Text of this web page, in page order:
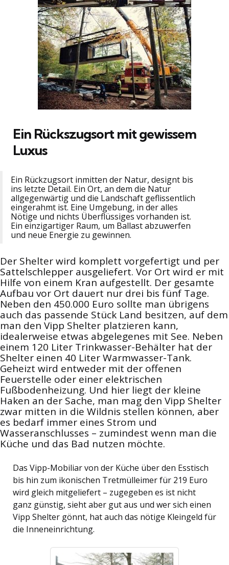
Ein Rückszugsort mit gewissem
Luxus
Ein Rückzugsort inmitten der Natur, designt bis
ins letzte Detail. Ein Ort, an dem die Natur
allgegenwärtig und die Landschaft geflissentlich
eingerahmt ist. Eine Umgebung, in der alles
Nötige und nichts Überflüssiges vorhanden ist.
Ein einzigartiger Raum, um Ballast abzuwerfen
und neue Energie zu gewinnen.
Der Shelter wird komplett vorgefertigt und per
Sattelschlepper ausgeliefert. Vor Ort wird er mit
Hilfe von einem Kran aufgestellt. Der gesamte
Aufbau vor Ort dauert nur drei bis fünf Tage.
Neben den 450.000 Euro sollte man übrigens
auch das passende Stück Land besitzen, auf dem
man den Vipp Shelter platzieren kann,
idealerweise etwas abgelegenes mit See. Neben
einem 120 Liter Trinkwasser-Behälter hat der
Shelter einen 40 Liter Warmwasser-Tank.
Geheizt wird entweder mit der offenen
Feuerstelle oder einer elektrischen
Fußbodenheizung. Und hier liegt der kleine
Haken an der Sache, man mag den Vipp Shelter
zwar mitten in die Wildnis stellen können, aber
es bedarf immer eines Strom und
Wasseranschlusses – zumindest wenn man die
Küche und das Bad nutzen möchte.
Das Vipp-Mobiliar von der Küche über den Esstisch
bis hin zum ikonischen Tretmülleimer für 219 Euro
wird gleich mitgeliefert – zugegeben es ist nicht
ganz günstig, sieht aber gut aus und wer sich einen
Vipp Shelter gönnt, hat auch das nötige Kleingeld für
die Inneneinrichtung.